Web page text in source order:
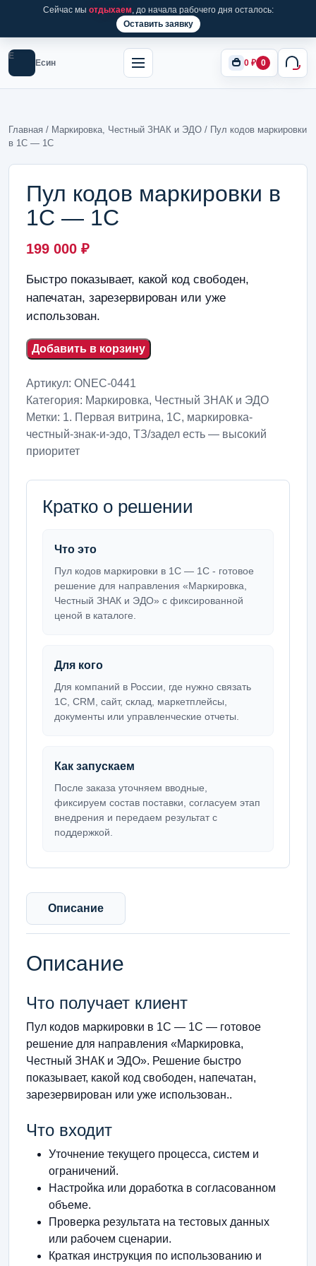
Сейчас мы отдыхаем, до начала рабочего дня осталось:
Оставить заявку
Е
Есин 0 ₽ 0
Главная / Маркировка, Честный ЗНАК и ЭДО / Пул кодов маркировки
в 1С — 1С
Пул кодов маркировки в
1С — 1С
199 000 ₽
Быстро показывает, какой код свободен,
напечатан, зарезервирован или уже
использован.
Добавить в корзину
Артикул: ONEC-0441
Категория: Маркировка, Честный ЗНАК и ЭДО
Метки: 1. Первая витрина, 1С, маркировка-
честный-знак-и-эдо, ТЗ/задел есть — высокий
приоритет
Кратко о решении
Что это
Пул кодов маркировки в 1С — 1С - готовое
решение для направления «Маркировка,
Честный ЗНАК и ЭДО» с фиксированной
ценой в каталоге.
Для кого
Для компаний в России, где нужно связать
1С, CRM, сайт, склад, маркетплейсы,
документы или управленческие отчеты.
Как запускаем
После заказа уточняем вводные,
фиксируем состав поставки, согласуем этап
внедрения и передаем результат с
поддержкой.
Описание
Описание
Что получает клиент
Пул кодов маркировки в 1С — 1С — готовое
решение для направления «Маркировка,
Честный ЗНАК и ЭДО». Решение быстро
показывает, какой код свободен, напечатан,
зарезервирован или уже использован..
Что входит
Уточнение текущего процесса, систем и
ограничений.
Настройка или доработка в согласованном
объеме.
Проверка результата на тестовых данных
или рабочем сценарии.
Краткая инструкция по использованию и